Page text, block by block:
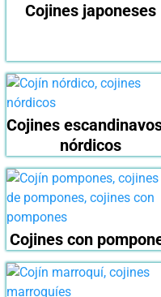
Cojines japoneses
Cojines
nórdicos
Cojines con